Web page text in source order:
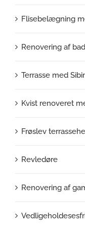
Flisebelægning
Renovering af
Terrasse med
Kvist renoveret
Frøslev
Revledøre
Renovering af